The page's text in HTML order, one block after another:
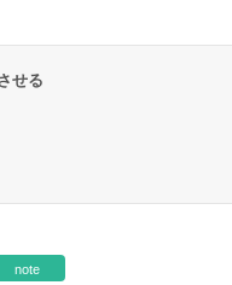
せる
note